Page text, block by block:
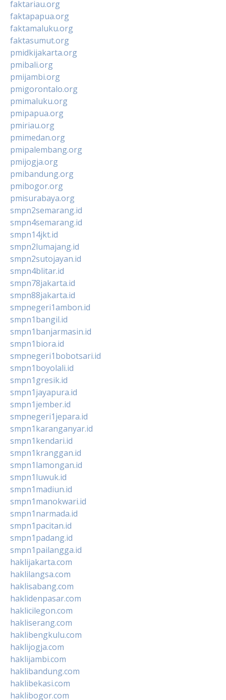
faktariau.org
faktapapua.org
faktamaluku.org
faktasumut.org
pmidkijakarta.org
pmibali.org
pmijambi.org
pmigorontalo.org
pmimaluku.org
pmipapua.org
pmiriau.org
pmimedan.org
pmipalembang.org
pmijogja.org
pmibandung.org
pmibogor.org
pmisurabaya.org
smpn2semarang.id
smpn4semarang.id
smpn14jkt.id
smpn2lumajang.id
smpn2sutojayan.id
smpn4blitar.id
smpn78jakarta.id
smpn88jakarta.id
smpnegeri1ambon.id
smpn1bangil.id
smpn1banjarmasin.id
smpn1biora.id
smpnegeri1bobotsari.id
smpn1boyolali.id
smpn1gresik.id
smpn1jayapura.id
smpn1jember.id
smpnegeri1jepara.id
smpn1karanganyar.id
smpn1kendari.id
smpn1kranggan.id
smpn1lamongan.id
smpn1luwuk.id
smpn1madiun.id
smpn1manokwari.id
smpn1narmada.id
smpn1pacitan.id
smpn1padang.id
smpn1pailangga.id
haklijakarta.com
haklilangsa.com
haklisabang.com
haklidenpasar.com
haklicilegon.com
hakliserang.com
haklibengkulu.com
haklijogja.com
haklijambi.com
haklibandung.com
haklibekasi.com
haklibogor.com